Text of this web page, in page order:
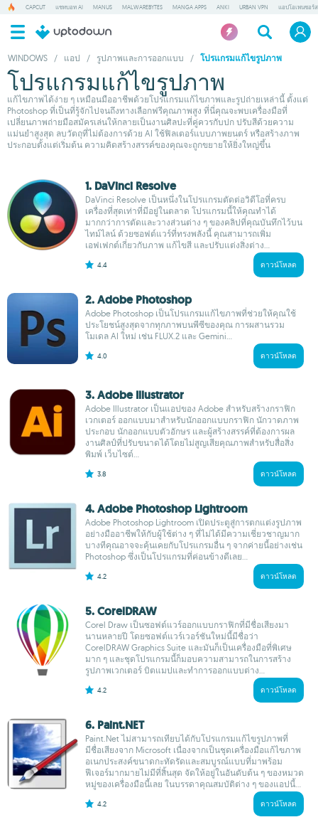
CAPCUT แชทบอท AI MANUS MALWAREBYTES MANGA APPS ANKI URBAN VPN แอปโอเพนซอร์ส
WINDOWS / แอป / รูปภาพและการออกแบบ / โปรแกรมแก้ไขรูปภาพ
โปรแกรมแก้ไขรูปภาพ
แก้ไขภาพได้ง่าย ๆ เหมือนมืออาชีพด้วยโปรแกรมแก้ไขภาพและรูปถ่ายเหล่านี้ ตั้งแต่
Photoshop ที่เป็นที่รู้จักไปจนถึงทางเลือกฟรีคุณภาพสูง ที่นี่คุณจะพบเครื่องมือที่
เปลี่ยนภาพถ่ายมือสมัครเล่นให้กลายเป็นงานศิลปะที่คู่ควรกับปก ปรับสีด้วยความ
แม่นยำสูงสุด ลบวัตถุที่ไม่ต้องการด้วย AI ใช้ฟิลเตอร์แบบภาพยนตร์ หรือสร้างภาพ
ประกอบตั้งแต่เริ่มต้น ความคิดสร้างสรรค์ของคุณจะถูกขยายให้ยิ่งใหญ่ขึ้น
1. DaVinci Resolve
DaVinci Resolve เป็นหนึ่งในโปรแกรมตัดต่อวิดีโอที่ครบ
เครื่องที่สุดเท่าที่มีอยู่ในตลาด โปรแกรมนี้ให้คุณทำได้
มากกว่าการตัดและวางส่วนต่าง ๆ ของคลิปที่คุณบันทึกไว้บน
ไทม์ไลน์ ด้วยซอฟต์แวร์ที่ทรงพลังนี้ คุณสามารถเพิ่ม
เอฟเฟกต์เกี่ยวกับภาพ แก้ไขสี และปรับแต่งสิ่งต่าง...
4.4 ดาวน์โหลด
2. Adobe Photoshop
Adobe Photoshop เป็นโปรแกรมแก้ไขภาพที่ช่วยให้คุณใช้
ประโยชน์สูงสุดจากทุกภาพบนพีซีของคุณ การผสานรวม
โมเดล AI ใหม่ เช่น FLUX.2 และ Gemini...
4.0 ดาวน์โหลด
3. Adobe Illustrator
Adobe Illustrator เป็นแอปของ Adobe สำหรับสร้างกราฟิก
เวกเตอร์ ออกแบบมาสำหรับนักออกแบบกราฟิก นักวาดภาพ
ประกอบ นักออกแบบตัวอักษร และผู้สร้างสรรค์ที่ต้องการผล
งานศิลป์ที่ปรับขนาดได้โดยไม่สูญเสียคุณภาพสำหรับสื่อสิ่ง
พิมพ์ เว็บไซต์...
3.8 ดาวน์โหลด
4. Adobe Photoshop Lightroom
Adobe Photoshop Lightroom เปิดประตูสู่การตกแต่งรูปภาพ
อย่างมืออาชีพให้กับผู้ใช้ต่าง ๆ ที่ไม่ได้มีความเชี่ยวชาญมาก
บางทีคุณอาจจะคุ้นเคยกับโปรแกรมอื่น ๆ จากค่ายนี้อย่างเช่น
Photoshop ซึ่งเป็นโปรแกรมที่ค่อนข้างดีเลย...
4.2 ดาวน์โหลด
5. CorelDRAW
Corel Draw เป็นซอฟต์แวร์ออกแบบกราฟิกที่มีชื่อเสียงมา
นานหลายปี โดยซอฟต์แวร์เวอร์ชันใหม่นี้มีชื่อว่า
CorelDRAW Graphics Suite และมันก็เป็นเครื่องมือที่พิเศษ
มาก ๆ และชุดโปรแกรมนี้ก็มอบความสามารถในการสร้าง
รูปภาพเวกเตอร์ บิตแมปและทำการออกแบบต่าง...
4.2 ดาวน์โหลด
6. Paint.NET
Paint.Net ไม่สามารถเทียบได้กับโปรแกรมแก้ไขรูปภาพที่
มีชื่อเสียงจาก Microsoft เนื่องจากเป็นชุดเครื่องมือแก้ไขภาพ
อเนกประสงค์ขนาดกะทัดรัดและสมบูรณ์แบบที่มาพร้อม
ฟีเจอร์มากมายไม่มีที่สิ้นสุด จัดให้อยู่ในอันดับต้น ๆ ของหมวด
หมู่ของเครื่องมือนี้เลย ในบรรดาคุณสมบัติต่าง ๆ ของแอปนี้...
4.2 ดาวน์โหลด